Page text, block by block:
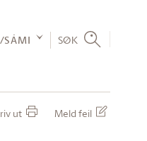
SÁMI SØK
ut Meld feil